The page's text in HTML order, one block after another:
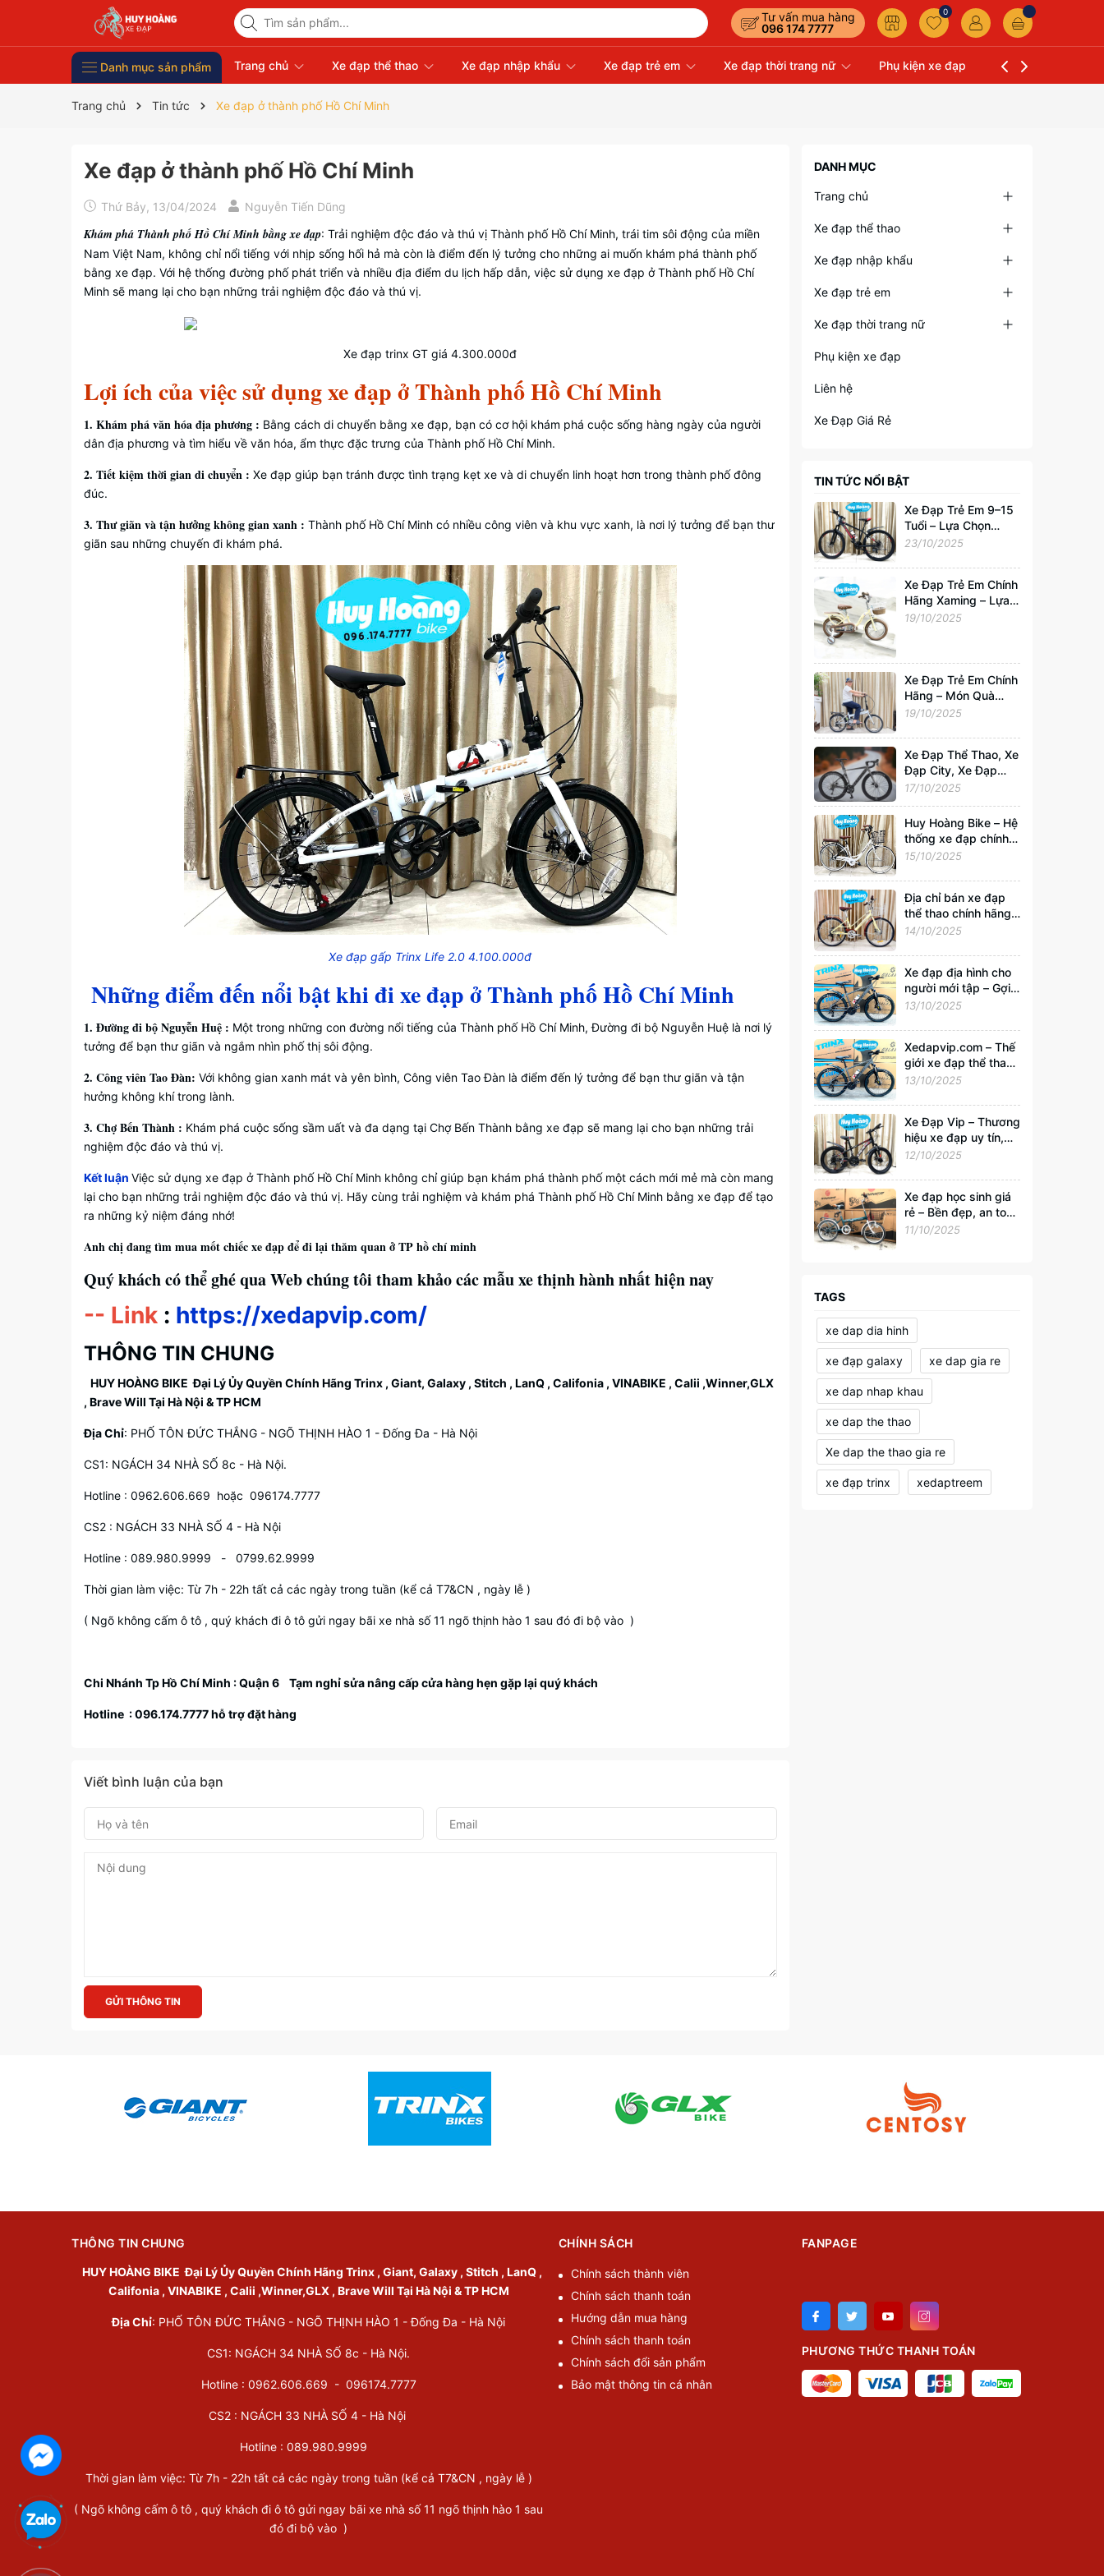
Tư vấn mua hàng
096 174 7777
0
Danh mục sản phẩm Trang chủ Xe đạp thể thao Xe đạp nhập khẩu Xe đạp trẻ em Xe đạp thời trang nữ Phụ kiện xe đạp Liên hệ
Trang chủ Tin tức Xe đạp ở thành phố Hồ Chí Minh
Xe đạp ở thành phố Hồ Chí Minh
Thứ Bảy, 13/04/2024 Nguyễn Tiến Dũng
Khám phá Thành phố Hồ Chí Minh bằng xe đạp: Trải nghiệm độc đáo và thú vị Thành phố Hồ Chí Minh, trái tim sôi động của miền
Nam Việt Nam, không chỉ nổi tiếng với nhịp sống hối hả mà còn là điểm đến lý tưởng cho những ai muốn khám phá thành phố
bằng xe đạp. Với hệ thống đường phố phát triển và nhiều địa điểm du lịch hấp dẫn, việc sử dụng xe đạp ở Thành phố Hồ Chí
Minh sẽ mang lại cho bạn những trải nghiệm độc đáo và thú vị.
Xe đạp trinx GT giá 4.300.000đ
Lợi ích của việc sử dụng xe đạp ở Thành phố Hồ Chí Minh
1. Khám phá văn hóa địa phương : Bằng cách di chuyển bằng xe đạp, bạn có cơ hội khám phá cuộc sống hàng ngày của người
dân địa phương và tìm hiểu về văn hóa, ẩm thực đặc trưng của Thành phố Hồ Chí Minh.
2. Tiết kiệm thời gian di chuyển : Xe đạp giúp bạn tránh được tình trạng kẹt xe và di chuyển linh hoạt hơn trong thành phố đông
đúc.
3. Thư giãn và tận hưởng không gian xanh : Thành phố Hồ Chí Minh có nhiều công viên và khu vực xanh, là nơi lý tưởng để bạn thư
giãn sau những chuyến đi khám phá.
Xe đạp gấp Trinx Life 2.0 4.100.000đ
Những điểm đến nổi bật khi đi xe đạp ở Thành phố Hồ Chí Minh
1. Đường đi bộ Nguyễn Huệ : Một trong những con đường nổi tiếng của Thành phố Hồ Chí Minh, Đường đi bộ Nguyễn Huệ là nơi lý
tưởng để bạn thư giãn và ngắm nhìn phố thị sôi động.
2. Công viên Tao Đàn: Với không gian xanh mát và yên bình, Công viên Tao Đàn là điểm đến lý tưởng để bạn thư giãn và tận
hưởng không khí trong lành.
3. Chợ Bến Thành : Khám phá cuộc sống sầm uất và đa dạng tại Chợ Bến Thành bằng xe đạp sẽ mang lại cho bạn những trải
nghiệm độc đáo và thú vị.
Kết luận Việc sử dụng xe đạp ở Thành phố Hồ Chí Minh không chỉ giúp bạn khám phá thành phố một cách mới mẻ mà còn mang
lại cho bạn những trải nghiệm độc đáo và thú vị. Hãy cùng trải nghiệm và khám phá Thành phố Hồ Chí Minh bằng xe đạp để tạo
ra những kỷ niệm đáng nhớ!
Anh chị đang tìm mua mốt chiếc xe đạp để đi lại thăm quan ở TP hồ chí minh
Quý khách có thể ghé qua Web chúng tôi tham khảo các mẫu xe thịnh hành nhất hiện nay
-- Link : https://xedapvip.com/
THÔNG TIN CHUNG
HUY HOÀNG BIKE Đại Lý Ủy Quyền Chính Hãng Trinx , Giant, Galaxy , Stitch , LanQ , Califonia , VINABIKE , Calii ,Winner,GLX
, Brave Will Tại Hà Nội & TP HCM
Địa Chỉ: PHỐ TÔN ĐỨC THẮNG - NGÕ THỊNH HÀO 1 - Đống Đa - Hà Nội
CS1: NGÁCH 34 NHÀ SỐ 8c - Hà Nội.
Hotline : 0962.606.669 hoặc 096174.7777
CS2 : NGÁCH 33 NHÀ SỐ 4 - Hà Nội
Hotline : 089.980.9999 - 0799.62.9999
Thời gian làm việc: Từ 7h - 22h tất cả các ngày trong tuần (kể cả T7&CN , ngày lễ )
( Ngõ không cấm ô tô , quý khách đi ô tô gửi ngay bãi xe nhà số 11 ngõ thịnh hào 1 sau đó đi bộ vào )
Chi Nhánh Tp Hồ Chí Minh :Quận 6 Tạm nghỉ sửa nâng cấp cửa hàng hẹn gặp lại quý khách
Hotline :096.174.7777hỗ trợ đặt hàng
Viết bình luận của bạn
GỬI THÔNG TIN
DANH MỤC
Trang chủ
Xe đạp thể thao
Xe đạp nhập khẩu
Xe đạp trẻ em
Xe đạp thời trang nữ
Phụ kiện xe đạp
Liên hệ
Xe Đạp Giá Rẻ
TIN TỨC NỔI BẬT
Xe Đạp Trẻ Em 9–15
Tuổi – Lựa Chọn
Hoàn Hảo Cho Tuổi
23/10/2025
Xe Đạp Trẻ Em Chính
Hãng Xaming – Lựa
Chọn Hoàn Hảo Cho
19/10/2025
Xe Đạp Trẻ Em Chính
Hãng – Món Quà
Tuyệt Vời Cho Bé
Xedapvip.com
19/10/2025
Xe Đạp Thể Thao, Xe
Đạp City, Xe Đạp
Gấp Chính Hãng –
Nhất Tại
Xedapvip.com
17/10/2025
Huy Hoàng Bike – Hệ
thống xe đạp chính
hãng hàng đầu Việt
15/10/2025
Địa chỉ bán xe đạp
thể thao chính hãng,
giá tốt nhất Hà Nội
14/10/2025
Xe đạp địa hình cho
người mới tập – Gợi ý
chọn xe tốt, giá chỉ
Xedapvip.com
13/10/2025
Xedapvip.com – Thế
giới xe đạp thể thao
và xe đạp giá rẻ chất
13/10/2025
Xe Đạp Vip – Thương
hiệu xe đạp uy tín,
đồng hành cùng sức
sống Việt
12/10/2025
Xe đạp học sinh giá
rẻ – Bền đẹp, an toàn
cho tuổi đến trường
11/10/2025
TAGS
xe dap dia hinh
xe đạp galaxy xe dap gia re
xe dap nhap khau
xe dap the thao
Xe dap the thao gia re
xe đạp trinx xedaptreem
THÔNG TIN CHUNG
HUY HOÀNG BIKE Đại Lý Ủy Quyền Chính Hãng Trinx , Giant, Galaxy , Stitch , LanQ ,
Califonia , VINABIKE , Calii ,Winner,GLX , Brave Will Tại Hà Nội & TP HCM
Địa Chỉ: PHỐ TÔN ĐỨC THẮNG - NGÕ THỊNH HÀO 1 - Đống Đa - Hà Nội
CS1: NGÁCH 34 NHÀ SỐ 8c - Hà Nội.
Hotline : 0962.606.669 - 096174.7777
CS2 : NGÁCH 33 NHÀ SỐ 4 - Hà Nội
Hotline :089.980.9999
Thời gian làm việc: Từ 7h - 22h tất cả các ngày trong tuần (kể cả T7&CN , ngày lễ )
( Ngõ không cấm ô tô , quý khách đi ô tô gửi ngay bãi xe nhà số 11 ngõ thịnh hào 1 sau
đó đi bộ vào )
CHÍNH SÁCH
Chính sách thành viên
Chính sách thanh toán
Hướng dẫn mua hàng
Chính sách thanh toán
Chính sách đổi sản phẩm
Bảo mật thông tin cá nhân
FANPAGE
PHƯƠNG THỨC THANH TOÁN